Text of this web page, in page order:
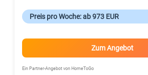
Preis pro Woche: ab 973 EUR
Zum Angebot
Ein Partner-Angebot von HomeToGo